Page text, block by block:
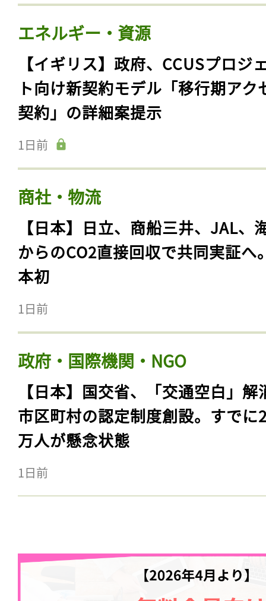
エネルギー・資源
【イギリス】政府、CCUSプロジ
ト向け新契約モデル「移行期アク
契約」の詳細案提示
1日前
商社・物流
【日本】日立、商船三井、JAL、
からのCO2直接回収で共同実証へ
本初
1日前
政府・国際機関・NGO
【日本】国交省、「交通空白」解
市区町村の認定制度創設。すでに
万人が懸念状態
1日前